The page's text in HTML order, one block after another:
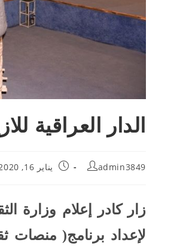
الدار العراقية
admin3849 يناير 16, 2020
لإعداد برنامج( منصات